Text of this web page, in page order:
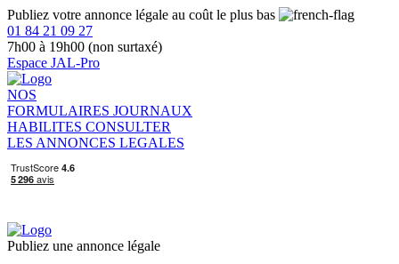
Publiez votre annonce légale au coût le plus bas
01 84 21 09 27
7h00 à 19h00 (non surtaxé)
Espace JAL-Pro
NOS
FORMULAIRES JOURNAUX
HABILITES CONSULTER
LES ANNONCES LEGALES
Publiez une annonce légale